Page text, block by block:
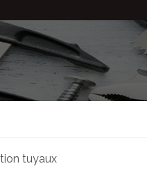
tuyaux